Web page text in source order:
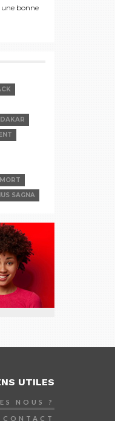
une bonne
DAKAR
MORT
SAGNA
UTILES
NOUS ?
CONTACT